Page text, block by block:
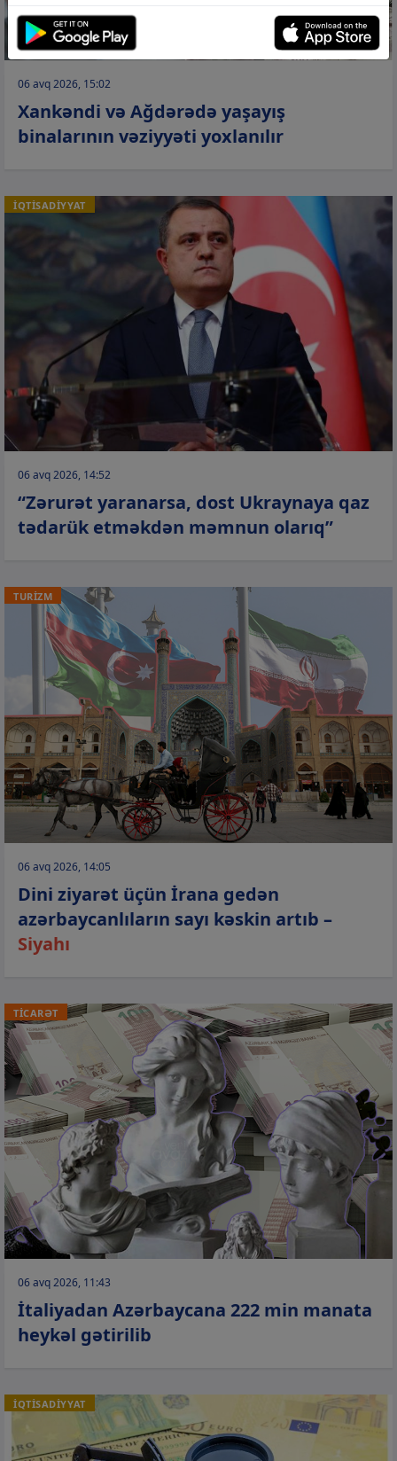
06 avq 2026, 15:02
Xankəndi və Ağdərədə yaşayış
binalarının vəziyyəti yoxlanılır
İQTİSADİYYAT
06 avq 2026, 14:52
“Zərurət yaranarsa, dost Ukraynaya qaz
tədarük etməkdən məmnun olarıq”
TURİZM
06 avq 2026, 14:05
Dini ziyarət üçün İrana gedən
azərbaycanlıların sayı kəskin artıb –
Siyahı
TİCARƏT
06 avq 2026, 11:43
İtaliyadan Azərbaycana 222 min manata
heykəl gətirilib
İQTİSADİYYAT